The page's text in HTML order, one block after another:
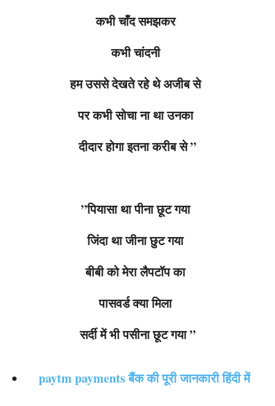
कभी चाँद समझकर
कभी चांदनी
हम उससे देखते रहे थे अजीब से
पर कभी सोचा ना था उनका
दीदार होगा इतना करीब से ”
”पियासा था पीना छूट गया
जिंदा था जीना छुट गया
बीबी को मेरा लैपटॉप का
पासवर्ड क्या मिला
सर्दी में भी पसीना छूट गया ”
paytm payments बैंक की पूरी जानकारी हिंदी में